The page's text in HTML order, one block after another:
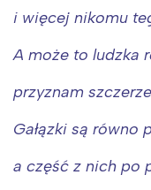
i więcej nikomu
A może to ludzka
przyznam
Gałązki są równo
a część z nich po